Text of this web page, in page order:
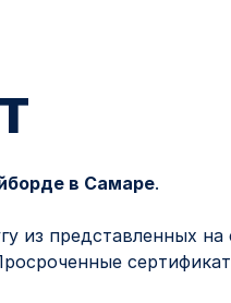
в Самаре.
из представленных на